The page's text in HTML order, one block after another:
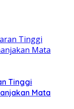
Tinggi
Mata